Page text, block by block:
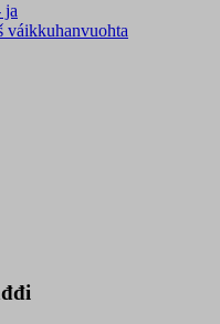
ja
váikkuhanvuohta